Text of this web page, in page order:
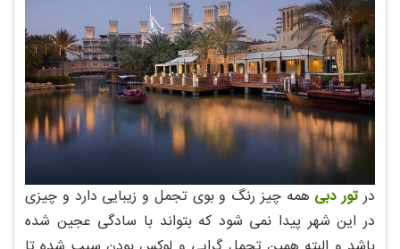
درتور دبی همه چیز رنگ و بوی تجمل و زیبایی دارد و چیزی
در این شهر پیدا نمی شود که بتواند با سادگی عجین شده